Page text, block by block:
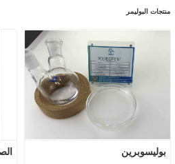
منتجات البوليمر
بوليسوبرين